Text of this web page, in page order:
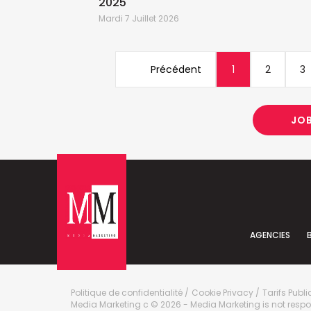
Mardi 7 Juillet 2026
Précédent 1 2 3
AGENCIES
Politique de confidentialité Cookie Privacy Tarifs
Media Marketing c © 2026 - Media Marketing is not